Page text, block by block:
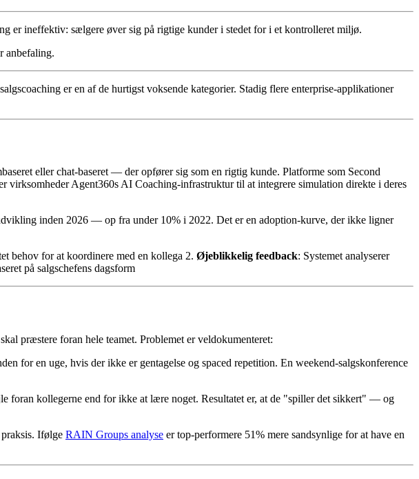
er ineffektiv: sælgere øver sig på rigtige kunder i stedet for i et kontrolleret miljø.
anbefaling.
er en af de hurtigst voksende kategorier. Stadig flere enterprise-applikationer
eller chat-baseret — der opfører sig som en rigtig kunde. Platforme som Second
Agent360s AI Coaching-infrastruktur til at integrere simulation direkte i deres
inden 2026 — op fra under 10% i 2022. Det er en adoption-kurve, der ikke ligner
behov for at koordinere med en kollega 2. Øjeblikkelig feedback: Systemet analyserer
på salgschefens dagsform
præstere foran hele teamet. Problemet er veldokumenteret:
for en uge, hvis der ikke er gentagelse og spaced repetition. En weekend-salgskonference
foran kollegerne end for ikke at lære noget. Resultatet er, at de "spiller det sikkert" — og
Ifølge RAIN Groups analyse er top-performere 51% mere sandsynlige for at have en